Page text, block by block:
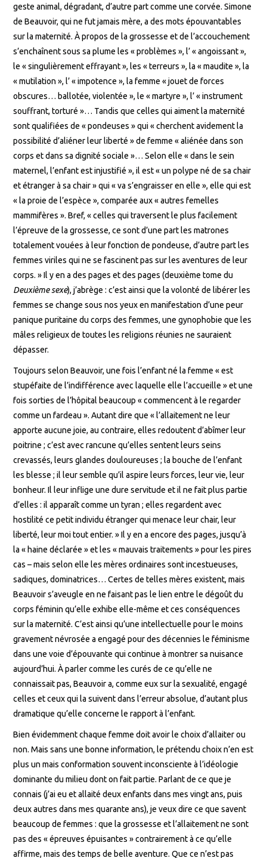
geste animal, dégradant, d’autre part comme une corvée. Simone
de Beauvoir, qui ne fut jamais mère, a des mots épouvantables
sur la maternité. À propos de la grossesse et de l’accouchement
s’enchaînent sous sa plume les « problèmes », l’ « angoissant »,
le « singulièrement effrayant », les « terreurs », la « maudite », la
« mutilation », l’ « impotence », la femme « jouet de forces
obscures… ballotée, violentée », le « martyre », l’ « instrument
souffrant, torturé »… Tandis que celles qui aiment la maternité
sont qualifiées de « pondeuses » qui « cherchent avidement la
possibilité d’aliéner leur liberté » de femme « aliénée dans son
corps et dans sa dignité sociale »… Selon elle « dans le sein
maternel, l’enfant est injustifié », il est « un polype né de sa chair
et étranger à sa chair » qui « va s’engraisser en elle », elle qui est
« la proie de l’espèce », comparée aux « autres femelles
mammifères ». Bref, « celles qui traversent le plus facilement
l’épreuve de la grossesse, ce sont d’une part les matrones
totalement vouées à leur fonction de pondeuse, d’autre part les
femmes viriles qui ne se fascinent pas sur les aventures de leur
corps. » Il y en a des pages et des pages (deuxième tome du
Deuxième sexe), j’abrège : c’est ainsi que la volonté de libérer les
femmes se change sous nos yeux en manifestation d’une peur
panique puritaine du corps des femmes, une gynophobie que les
mâles religieux de toutes les religions réunies ne sauraient
dépasser.
Toujours selon Beauvoir, une fois l’enfant né la femme « est
stupéfaite de l’indifférence avec laquelle elle l’accueille » et une
fois sorties de l’hôpital beaucoup « commencent à le regarder
comme un fardeau ». Autant dire que « l’allaitement ne leur
apporte aucune joie, au contraire, elles redoutent d’abîmer leur
poitrine ; c’est avec rancune qu’elles sentent leurs seins
crevassés, leurs glandes douloureuses ; la bouche de l’enfant
les blesse ; il leur semble qu’il aspire leurs forces, leur vie, leur
bonheur. Il leur inflige une dure servitude et il ne fait plus partie
d’elles : il apparaît comme un tyran ; elles regardent avec
hostilité ce petit individu étranger qui menace leur chair, leur
liberté, leur moi tout entier. » Il y en a encore des pages, jusqu’à
la « haine déclarée » et les « mauvais traitements » pour les pires
cas – mais selon elle les mères ordinaires sont incestueuses,
sadiques, dominatrices… Certes de telles mères existent, mais
Beauvoir s’aveugle en ne faisant pas le lien entre le dégoût du
corps féminin qu’elle exhibe elle-même et ces conséquences
sur la maternité. C’est ainsi qu’une intellectuelle pour le moins
gravement névrosée a engagé pour des décennies le féminisme
dans une voie d’épouvante qui continue à montrer sa nuisance
aujourd’hui. À parler comme les curés de ce qu’elle ne
connaissait pas, Beauvoir a, comme eux sur la sexualité, engagé
celles et ceux qui la suivent dans l’erreur absolue, d’autant plus
dramatique qu’elle concerne le rapport à l’enfant.
Bien évidemment chaque femme doit avoir le choix d’allaiter ou
non. Mais sans une bonne information, le prétendu choix n’en est
plus un mais conformation souvent inconsciente à l’idéologie
dominante du milieu dont on fait partie. Parlant de ce que je
connais (j’ai eu et allaité deux enfants dans mes vingt ans, puis
deux autres dans mes quarante ans), je veux dire ce que savent
beaucoup de femmes : que la grossesse et l’allaitement ne sont
pas des « épreuves épuisantes » contrairement à ce qu’elle
affirme, mais des temps de belle aventure. Que ce n’est pas